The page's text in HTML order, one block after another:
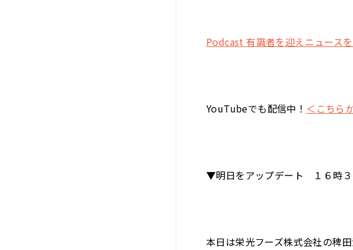
Podcast 有識者を迎えニュース
YouTubeでも配信中！ ＜こちら
▼明日をアップデート １６時３
本日は栄光フーズ株式会社の稗